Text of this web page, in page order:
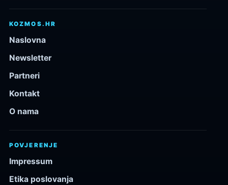
KOZMOS.HR
Naslovna
Newsletter
Partneri
Kontakt
O nama
POVJERENJE
Impressum
Etika poslovanja